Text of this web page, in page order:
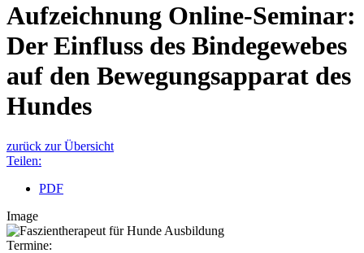
Aufzeichnung Online-Seminar:
Der Einfluss des Bindegewebes
auf den Bewegungsapparat des
Hundes
zurück zur Übersicht
Teilen:
PDF
Image
Termine: